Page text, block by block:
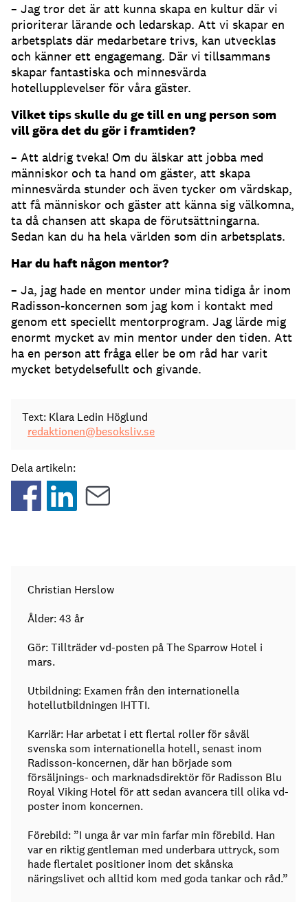
– Jag tror det är att kunna skapa en kultur där vi
prioriterar lärande och ledarskap. Att vi skapar en
arbetsplats där medarbetare trivs, kan utvecklas
och känner ett engagemang. Där vi tillsammans
skapar fantastiska och minnesvärda
hotellupplevelser för våra gäster.
Vilket tips skulle du ge till en ung person som
vill göra det du gör i framtiden?
– Att aldrig tveka! Om du älskar att jobba med
människor och ta hand om gäster, att skapa
minnesvärda stunder och även tycker om värdskap,
att få människor och gäster att känna sig välkomna,
ta då chansen att skapa de förutsättningarna.
Sedan kan du ha hela världen som din arbetsplats.
Har du haft någon mentor?
– Ja, jag hade en mentor under mina tidiga år inom
Radisson-koncernen som jag kom i kontakt med
genom ett speciellt mentorprogram. Jag lärde mig
enormt mycket av min mentor under den tiden. Att
ha en person att fråga eller be om råd har varit
mycket betydelsefullt och givande.
Text: Klara Ledin Höglund
redaktionen@besoksliv.se
Dela artikeln:
Christian Herslow
Ålder: 43 år
Gör: Tillträder vd-posten på The Sparrow Hotel i
mars.
Utbildning: Examen från den internationella
hotellutbildningen IHTTI.
Karriär: Har arbetat i ett flertal roller för såväl
svenska som internationella hotell, senast inom
Radisson-koncernen, där han började som
försäljnings- och marknadsdirektör för Radisson Blu
Royal Viking Hotel för att sedan avancera till olika vd-
poster inom koncernen.
Förebild: ”I unga år var min farfar min förebild. Han
var en riktig gentleman med underbara uttryck, som
hade flertalet positioner inom det skånska
näringslivet och alltid kom med goda tankar och råd.”